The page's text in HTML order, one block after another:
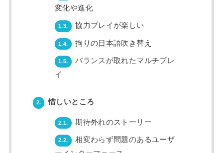
変化や進化
1.3. 協力プレイが楽しい
1.4. 拘りの日本語吹き替え
1.5.
バランスが取れたマルチプレ
イ
2. 惜しいところ
2.1. 期待外れのストーリー
2.2.
相変わらず問題のあるユーザ